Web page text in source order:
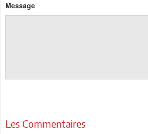
Message
Les Commentaires